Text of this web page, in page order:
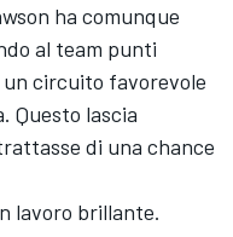
ha comunque
al team punti
circuito favorevole
Questo lascia
di una chance
lavoro brillante.